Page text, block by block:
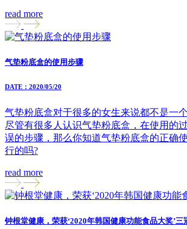
read more
气垫粉底盒的使用步骤
DATE：2020/05/20
气垫粉底盒对于很多的女生来说都不是一
尽管有很多人认识气垫粉底盒，在使用的
误的步骤，那么你知道气垫粉底盒的正确
行的吗?
read more
钟根堂健康，荣获‘2020年韩国健康功能食品大奖’三